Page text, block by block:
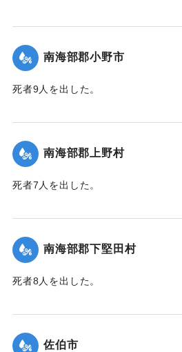
｜固有コード: 00481060
南海部郡小野市
死者9人を出した。
｜固有コード: 00481061
南海部郡上野村
死者7人を出した。
｜固有コード: 00481054
南海部郡下堅田村
死者8人を出した。
｜固有コード: 00481055
佐伯市